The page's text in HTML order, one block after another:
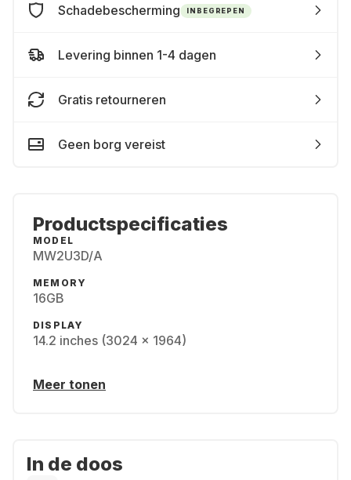
Schadebescherming INBEGREPEN
Levering binnen 1-4 dagen
Gratis retourneren
Geen borg vereist
Productspecificaties
MODEL
MW2U3D/A
MEMORY
16GB
DISPLAY
14.2 inches (3024 x 1964)
Meer tonen
In de doos